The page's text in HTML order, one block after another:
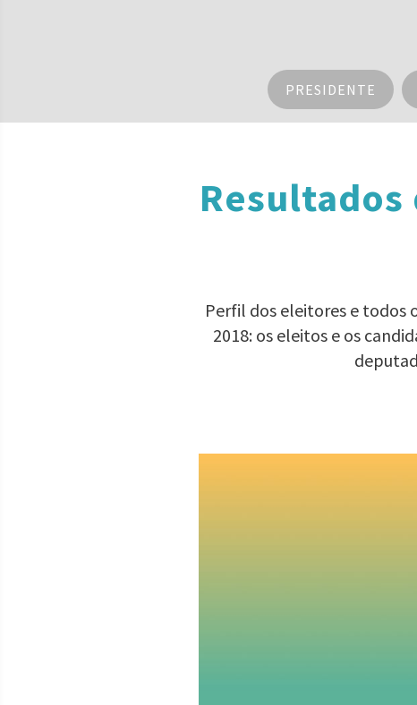
PRESIDENTE
Resultados
Perfil dos eleitores e todos
2018: os eleitos e os